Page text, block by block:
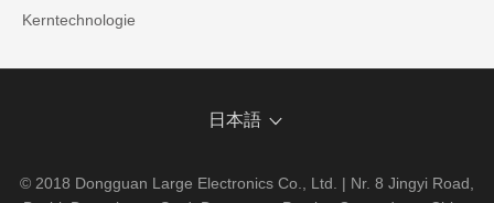
Kerntechnologie
日本語
© 2018 Dongguan Large Electronics Co., Ltd. | Nr. 8 Jingyi Road,